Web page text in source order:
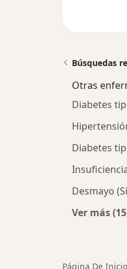
Búsquedas
Otras
Diabetes
Diabetes
Desmayo
Ver más
Página De Inicio